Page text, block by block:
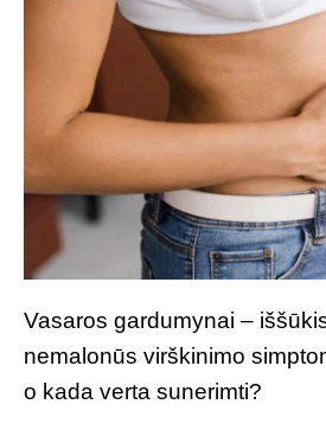
Vasaros gardumynai –
nemalonūs virškinimo
o kada verta sunerimti?